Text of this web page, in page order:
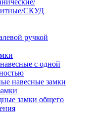
СКУД
ручкой
с одной
навесные замки
замки общего